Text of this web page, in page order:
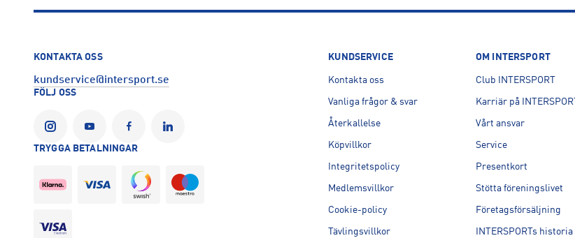
Leverantörens produktnummer: 7222HBY
Tillverkare:SportMe AB
Kontakt tillverkare: info@sportme.se
KONTAKTA OSS
kundservice@intersport.se
FÖLJ OSS
TRYGGA BETALNINGAR
KUNDSERVICE
Kontakta oss
Vanliga frågor & svar
Återkallelse
Köpvillkor
Integritetspolicy
Medlemsvillkor
Cookie-policy
Tävlingsvillkor
OM INTERSPORT
Club INTERSPORT
Karriär på INTERSPORT
Vårt ansvar
Service
Presentkort
Stötta föreningslivet
Företagsförsäljning
INTERSPORTs historia